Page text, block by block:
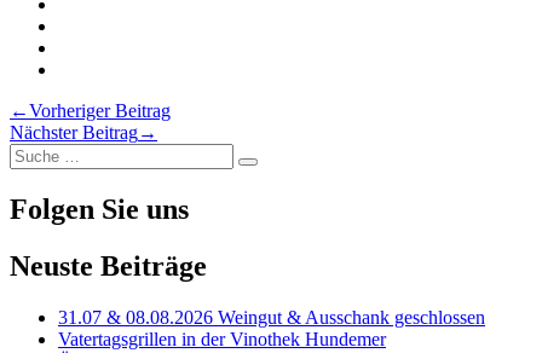
Pinterest
auf
Xing
Vinotheksausschank
via
Email
im
Vinotheksausschank
Beitragsnavigation
←Vorheriger Beitrag
Nächster Beitrag→
Suche
nach:
Suche
Folgen Sie uns
Neuste Beiträge
31.07 & 08.08.2026 Weingut & Ausschank geschlossen
Vatertagsgrillen in der Vinothek Hundemer